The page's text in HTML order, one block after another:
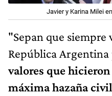
Javier y Karina Milei
"Sepan que siempre
República Argentina
valores que
máxima hazaña